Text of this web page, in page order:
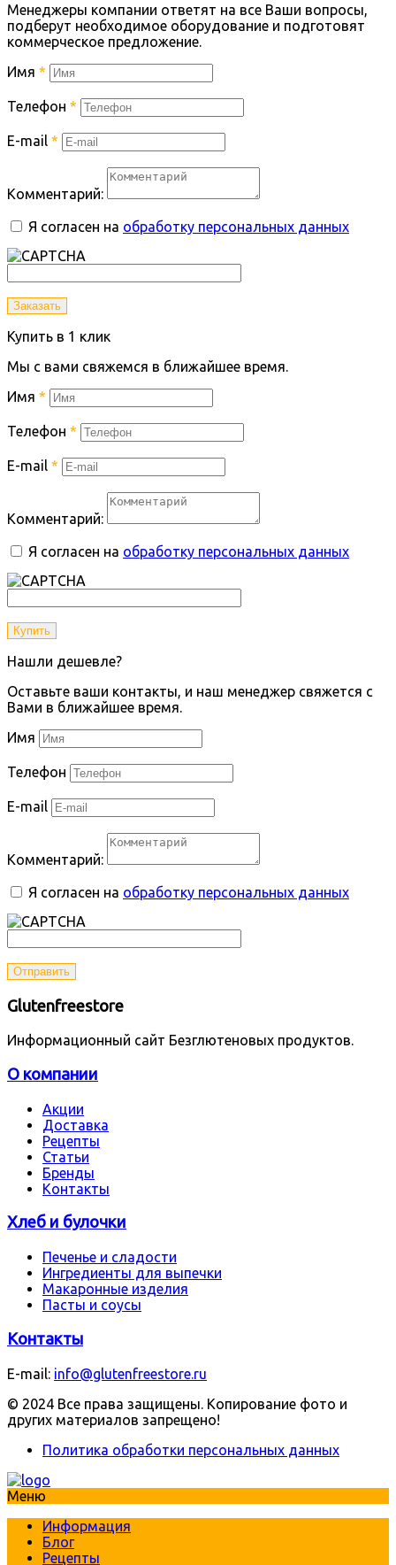
Менеджеры компании ответят на все Ваши вопросы,
подберут необходимое оборудование и подготовят
коммерческое предложение.
Имя *
Телефон *
E-mail *
Комментарий:
Я согласен на обработку персональных данных
Заказать
Купить в 1 клик
Мы с вами свяжемся в ближайшее время.
Имя *
Телефон *
E-mail *
Комментарий:
Я согласен на обработку персональных данных
Купить
Нашли дешевле?
Оставьте ваши контакты, и наш менеджер свяжется с
Вами в ближайшее время.
Имя
Телефон
E-mail
Комментарий:
Я согласен на обработку персональных данных
Отправить
Glutenfreestore
Информационный сайт Безглютеновых продуктов.
О компании
Акции
Доставка
Рецепты
Статьи
Бренды
Контакты
Хлеб и булочки
Печенье и сладости
Ингредиенты для выпечки
Макаронные изделия
Пасты и соусы
Контакты
E-mail: info@glutenfreestore.ru
© 2024 Все права защищены. Копирование фото и
других материалов запрещено!
Политика обработки персональных данных
Меню
Информация
Блог
Рецепты